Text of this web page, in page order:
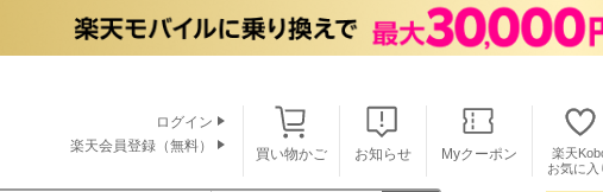
買い物かご お知らせ Myクーポン
楽天
お気に入
ログイン
楽天会員登録（無料）